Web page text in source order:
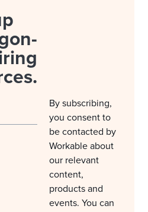
By subscribing,
you consent to
be contacted by
Workable about
our relevant
content,
products and
events. You can